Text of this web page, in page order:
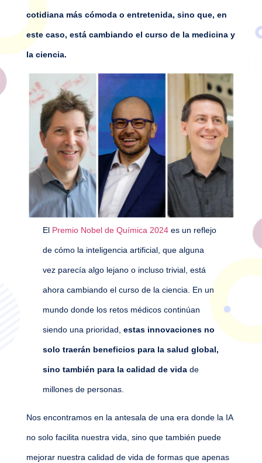
cotidiana más cómoda o entretenida, sino que, en
este caso, está cambiando el curso de la medicina y
la ciencia.
El Premio Nobel de Química 2024 es un reflejo
de cómo la inteligencia artificial, que alguna
vez parecía algo lejano o incluso trivial, está
ahora cambiando el curso de la ciencia. En un
mundo donde los retos médicos continúan
siendo una prioridad, estas innovaciones no
solo traerán beneficios para la salud global,
sino también para la calidad de vidade
millones de personas.
Nos encontramos en la antesala de una era donde la IA
no solo facilita nuestra vida, sino que también puede
mejorar nuestra calidad de vida de formas que apenas